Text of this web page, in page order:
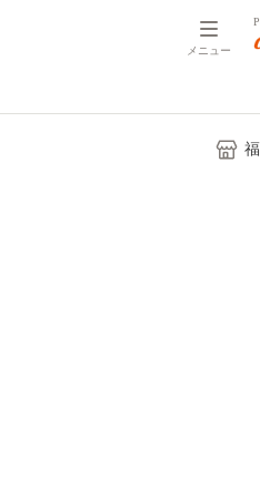
メニュー